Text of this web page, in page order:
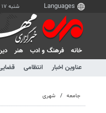
شنبه ۱۷ مرداد ۱۴۰۵
خانه فرهنگ و ادب هنر
عناوین اخبار
انتظامی
جامعه شهری